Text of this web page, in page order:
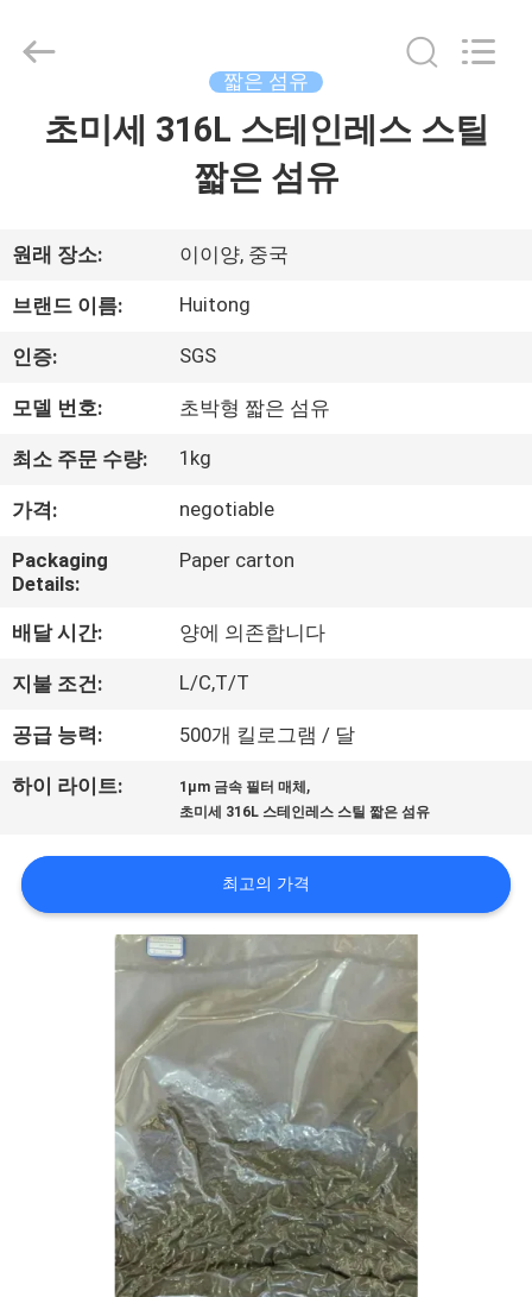
품
화
면
VR
전
시
우
리
에
하
Hunan
짧은 섬유
초미세 316L 스테인레스 스틸
짧은 섬유
원래 장소: 이이양, 중국
브랜드 이름: Huitong
인증: SGS
모델 번호: 초박형 짧은 섬유
최소 주문 수량: 1kg
가격: negotiable
Packaging
Details:
Paper carton
배달 시간: 양에 의존합니다
지불 조건: L/C,T/T
공급 능력: 500개 킬로그램 / 달
하이 라이트: 1μm 금속 필터 매체 ,
초미세 316L 스테인레스 스틸 짧은 섬유
최고의 가격